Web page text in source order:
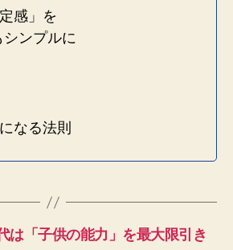
感」を
シンプルに
なる法則
は「子供の能力」を最大限引き